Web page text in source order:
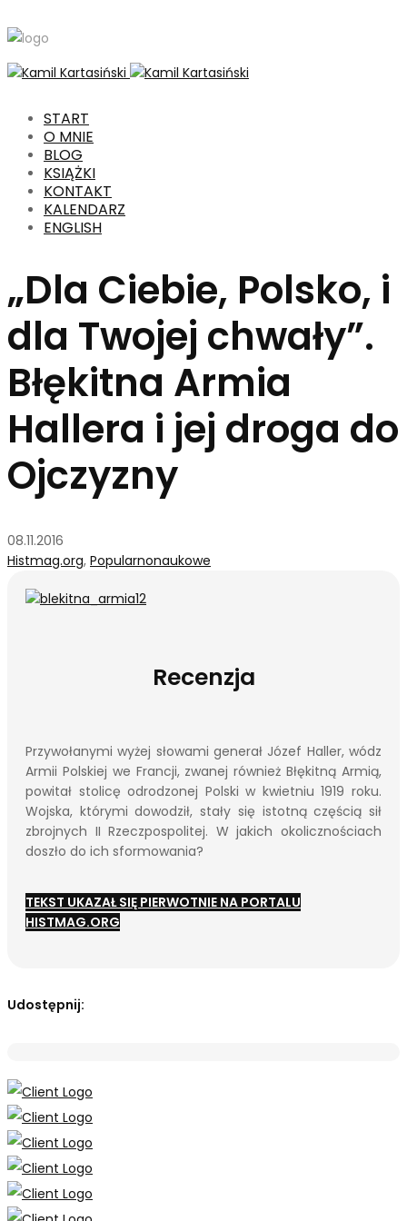
START
O MNIE
BLOG
KSIĄŻKI
KONTAKT
KALENDARZ
ENGLISH
„Dla Ciebie, Polsko, i
dla Twojej chwały”.
Błękitna Armia
Hallera i jej droga do
Ojczyzny
08.11.2016
Histmag.org, Popularnonaukowe
Recenzja
Przywołanymi wyżej słowami generał Józef Haller, wódz
Armii Polskiej we Francji, zwanej również Błękitną Armią,
powitał stolicę odrodzonej Polski w kwietniu 1919 roku.
Wojska, którymi dowodził, stały się istotną częścią sił
zbrojnych II Rzeczpospolitej. W jakich okolicznościach
doszło do ich sformowania?
TEKST UKAZAŁ SIĘ PIERWOTNIE NA PORTALU
HISTMAG.ORG
Udostępnij: